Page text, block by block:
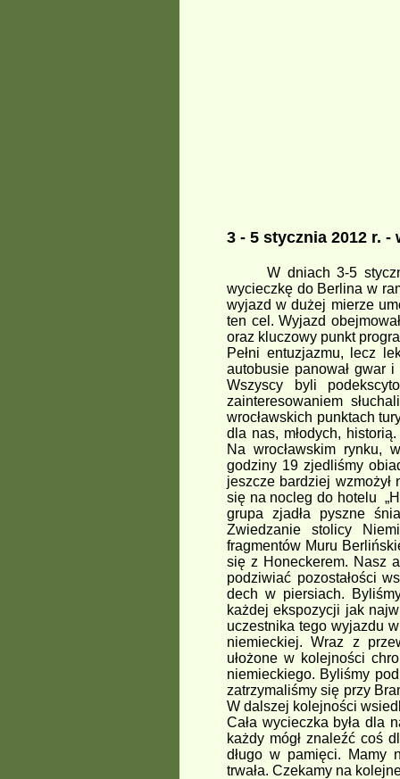
3 - 5 stycznia 2012 r.
W dniach 3-5 stycznia
wycieczkę do Berlina w
wyjazd w dużej mierze
ten cel. Wyjazd
oraz kluczowy punkt
Pełni entuzjazmu, lecz
autobusie panował gwar
Wszyscy byli
zainteresowaniem
wrocławskich punktach
dla nas, młodych,
Na wrocławskim rynku,
godziny 19 zjedliśmy
jeszcze bardziej
się na nocleg do hotelu
grupa zjadła pyszne
Zwiedzanie stolicy
fragmentów Muru
się z Honeckerem. Nasz
podziwiać pozostałości
dech w piersiach.
każdej ekspozycji jak
uczestnika tego wyjazdu
niemieckiej. Wraz z
ułożone w kolejności
niemieckiego. Byliśmy
zatrzymaliśmy się przy
W dalszej kolejności
Cała wycieczka była dla
każdy mógł znaleźć coś
długo w pamięci. Mamy
trwała. Czekamy na